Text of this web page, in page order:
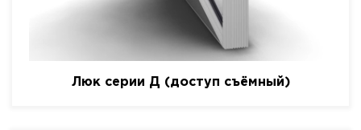
Люк серии Д (доступ съёмный)